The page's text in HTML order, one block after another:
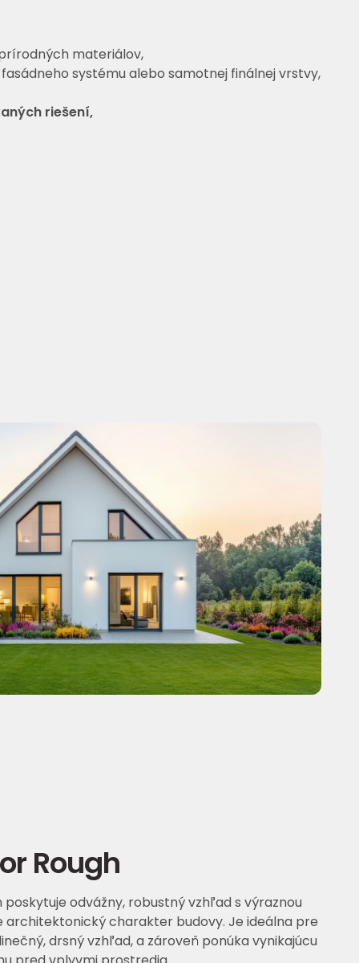
materiálov,
systému alebo samotnej finálnej vrstvy,
riešení,
Rough
odvážny, robustný vzhľad s výraznou
architektonický charakter budovy. Je ideálna pre
drsný vzhľad, a zároveň ponúka vynikajúcu